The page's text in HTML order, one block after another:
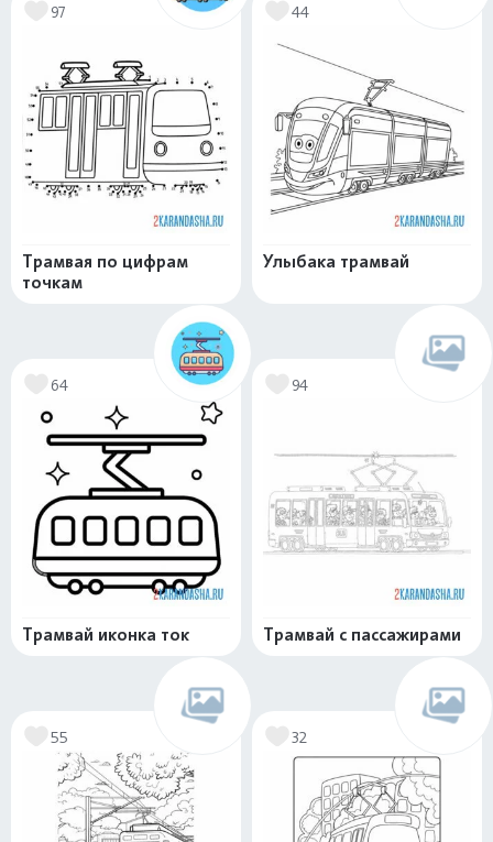
97
Трамвая по цифрам
точкам
44
Улыбака трамвай
64
Трамвай иконка ток
94
Трамвай с пассажирами
55 32